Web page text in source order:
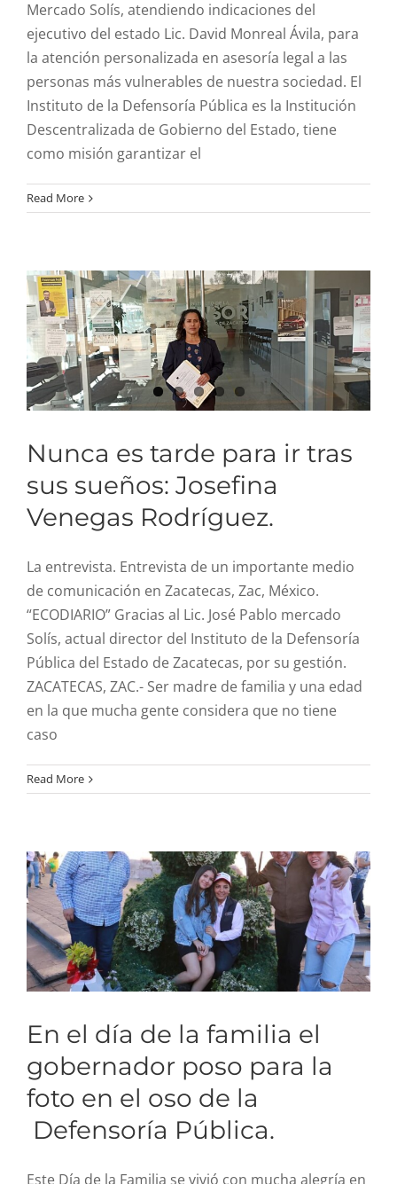
Mercado Solís, atendiendo indicaciones del
ejecutivo del estado Lic. David Monreal Ávila, para
la atención personalizada en asesoría legal a las
personas más vulnerables de nuestra sociedad. El
Instituto de la Defensoría Pública es la Institución
Descentralizada de Gobierno del Estado, tiene
como misión garantizar el
Read MoreNunca es tarde para ir
tras sus sueños: Josefina
Nunca es tarde para ir tras
sus sueños: Josefina
Venegas Rodríguez.
La entrevista. Entrevista de un importante medio
de comunicación en Zacatecas, Zac, México.
“ECODIARIO” Gracias al Lic. José Pablo mercado
Solís, actual director del Instituto de la Defensoría
Pública del Estado de Zacatecas, por su gestión.
ZACATECAS, ZAC.- Ser madre de familia y una edad
en la que mucha gente considera que no tiene
caso
Read Moregobernador poso para la
Defensoría Pública.
En el día de la familia el
gobernador poso para la
foto en el oso de la
Defensoría Pública.
Este Día de la Familia se vivió con mucha alegría en